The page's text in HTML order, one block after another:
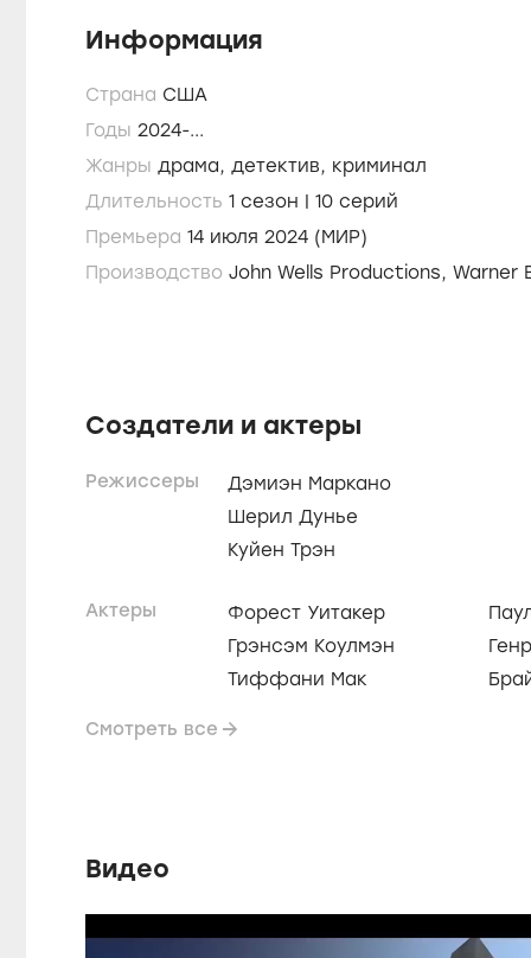
Информация
Страна США
Годы 2024-...
Жанры драма, детектив, криминал
Длительность
1 сезон | 10 серий
Премьера 14 июля 2024 (МИР)
Производство
John Wells
Создатели и актеры
Режиссеры
Дэмиэн Маркано
Шерил Дунье
Куйен Трэн
Актеры
Форест Уитакер
Грэнсэм Коулмэн
Тиффани Мак
Смотреть все
Видео